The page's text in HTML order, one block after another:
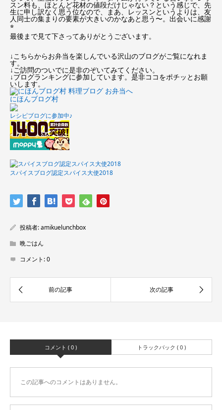
スン料も、ほとんど花材の値段だけじゃない？という感じで、先
生に申し訳なく思う位なので、まあ、レッスンというよりは、友
人同士の集まりの要素が大きいのかなあと思う〜。出会いに感謝
⭐︎
最後まで見て下さってありがとうございます。
↓こちらからお弁当を楽しんでいる沢山のブログがご覧になれま
す。
↓ご訪問のついでに是非のぞいてみてください。
↓ブログランキングに参加しています。是非ココをポチッとお願
いします。
にほんブログ村
レシピブログに参加中♪
スパイスブログ認定スパイス大使2018
投稿者:amikuelunchbox
晩ごはん
コメント:0
コメント ( 0 ) トラックバック ( 0 )
この記事へのコメントはありません。